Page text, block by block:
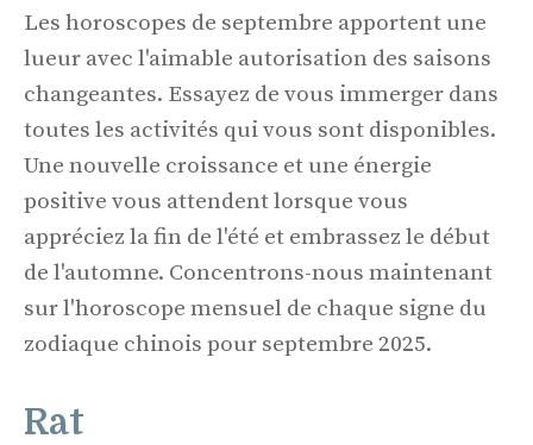
Les horoscopes de septembre apportent une
lueur avec l'aimable autorisation des saisons
changeantes. Essayez de vous immerger dans
toutes les activités qui vous sont disponibles.
Une nouvelle croissance et une énergie
positive vous attendent lorsque vous
appréciez la fin de l'été et embrassez le début
de l'automne. Concentrons-nous maintenant
sur l'horoscope mensuel de chaque signe du
zodiaque chinois pour septembre 2025.
Rat